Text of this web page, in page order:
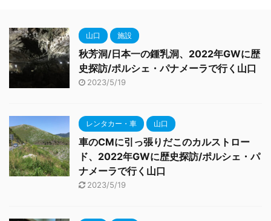
山口 施設
秋芳洞/日本一の鍾乳洞、2022年GWに歴
史探訪/ポルシェ・パナメーラで行く山口
2023/5/19
レンタカー・車 山口
車のCMに引っ張りだこのカルストロー
ド、2022年GWに歴史探訪/ポルシェ・パ
ナメーラで行く山口
2023/5/19